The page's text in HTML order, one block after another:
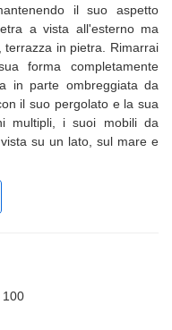
il suo aspetto
a vista all'esterno ma
in pietra. Rimarrai
forma completamente
in parte ombreggiata da
il suo pergolato e la sua
multipli, i suoi mobili da
su un lato, sul mare e
100